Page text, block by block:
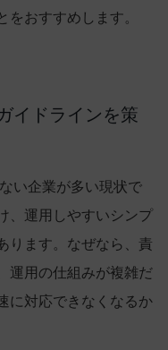
おすすめします。
イドラインを策
い企業が多い現状で
、運用しやすいシンプ
ります。なぜなら、責
運用の仕組みが複雑だ
に対応できなくなるか